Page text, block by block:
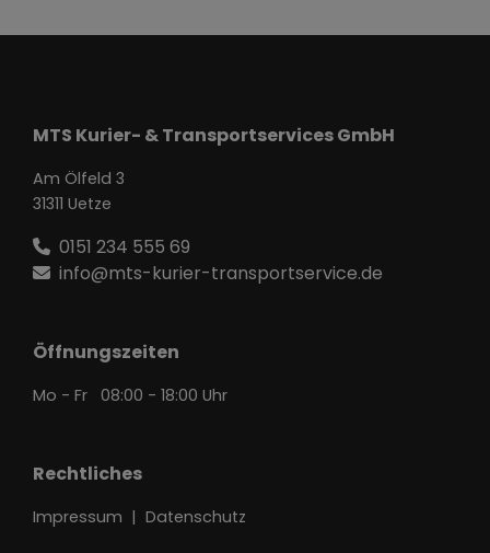
MTS Kurier- & Transportservices GmbH
Am Ölfeld 3
31311 Uetze
0151 234 555 69
info@mts-kurier-transportservice.de
Öffnungszeiten
Mo - Fr 08:00 - 18:00 Uhr
Rechtliches
Impressum | Datenschutz